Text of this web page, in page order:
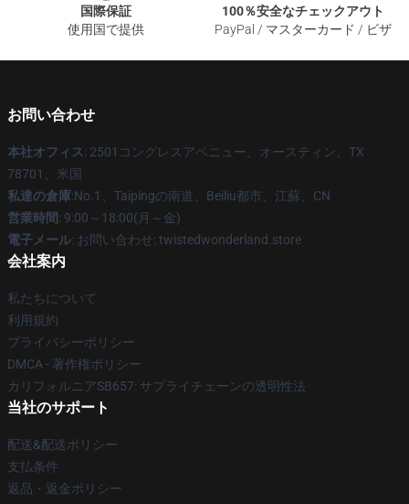
国際保証
使用国で提供
100％安全なチェックアウト
PayPal / マスターカード / ビザ
お問い合わせ
本社オフィス: 2501コングレスアベニュー、オースティン、TX
78701、米国
私達の倉庫:No.1、Taipingの南道、Beiliu都市、江蘇、CN
営業時間: 9:00～18:00(月～金)
電子メール: お問い合わせ: twistedwonderland.store
会社案内
私たちについて
利用規約
プライバシーポリシー
DMCA - 著作権ポリシー
カリフォルニアSB657: サプライチェーンの透明性法
当社のサポート
配送&配送ポリシー
支払条件
返品・返金ポリシー